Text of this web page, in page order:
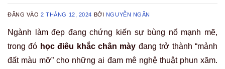
ĐĂNG VÀO2 THÁNG 12, 2024 BỞI NGUYỄN NGÂN
Ngành làm đẹp đang chứng kiến sự bùng nổ mạnh mẽ,
trong đó học điêu khắc chân mày đang trở thành “mảnh
đất màu mỡ” cho những ai đam mê nghệ thuật phun xăm.